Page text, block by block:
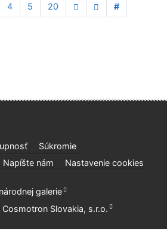
4 5 20 #
Súkromie
Napíšte nám Nastavenie cookies
galerie
Cosmotron Slovakia, s.r.o.